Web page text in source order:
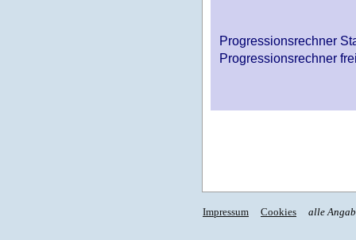
Progressionsrechner
Progressionsrechner
Impressum Cookies alle